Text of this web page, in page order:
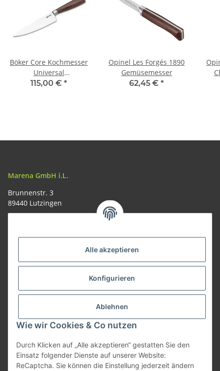
Alle akzeptieren
Konfigurieren
Ablehnen
Wie wir Cookies & Co nutzen
Durch Klicken auf „Alle akzeptieren“ gestatten Sie den
Einsatz folgender Dienste auf unserer Website:
ReCaptcha. Sie können die Einstellung jederzeit ändern
Böker Core Kochmesser
Universal
Walnussholzgriff 16 cm
115,00 € *
Opinel Les Forgés 1890
Gemüsemesser
62,45 € *
Marena GmbH i.L.
Brunnenstr. 3
89440 Lutzingen